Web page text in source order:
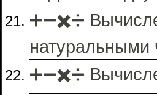
➕➖✖️➗
натуральными
➕➖✖️➗